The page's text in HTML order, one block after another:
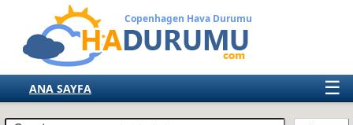
Copenhagen Hava Durumu
☰
ANA SAYFA
TÜRKİYE